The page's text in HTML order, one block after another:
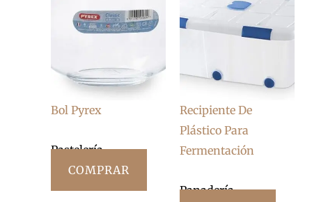
Bol Pyrex
Pastelería
COMPRAR
Recipiente De
Plástico Para
Fermentación
Panadería